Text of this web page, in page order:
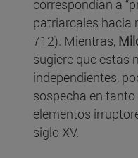
correspondían a
patriarcales hacia
712). Mientras,
sugiere que estas
independientes,
sospecha en
elementos
siglo XV.